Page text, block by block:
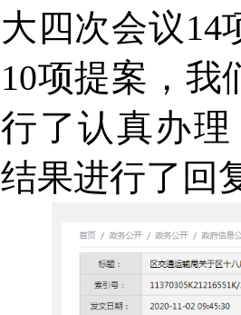
大四次会议14
10项提案，我
行了认真办
结果进行了回